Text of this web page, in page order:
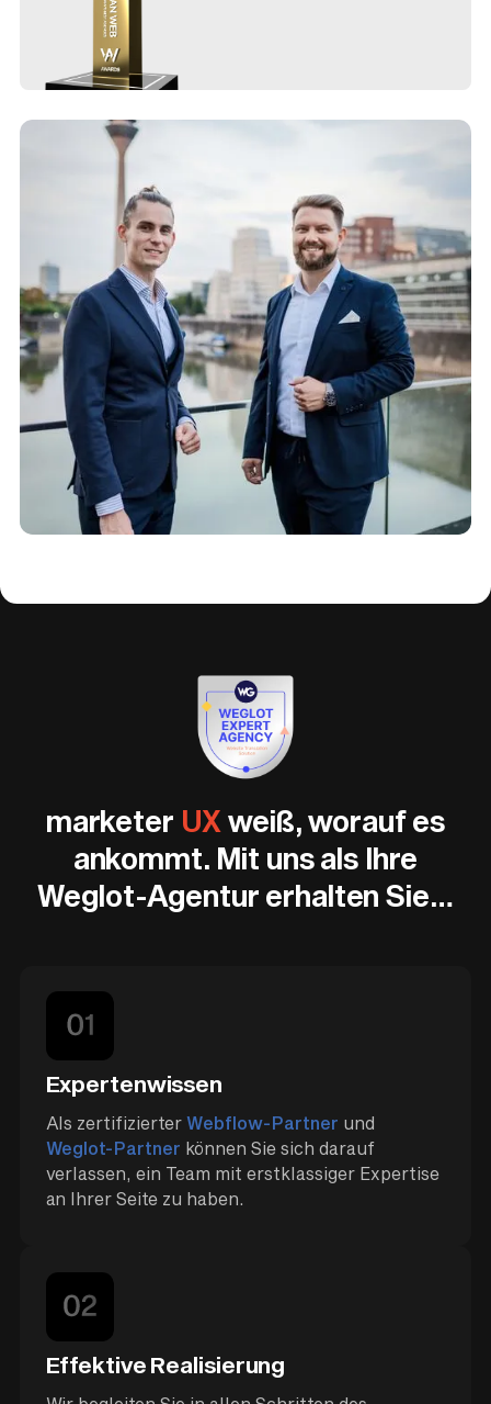
marketer UX weiß, worauf es
ankommt. Mit uns als Ihre
Weglot-Agentur erhalten Sie…
Expertenwissen
Als zertifizierterWebflow-Partner und
Weglot-Partner können Sie sich darauf
verlassen, ein Team mit erstklassiger Expertise
an Ihrer Seite zu haben.
Effektive Realisierung